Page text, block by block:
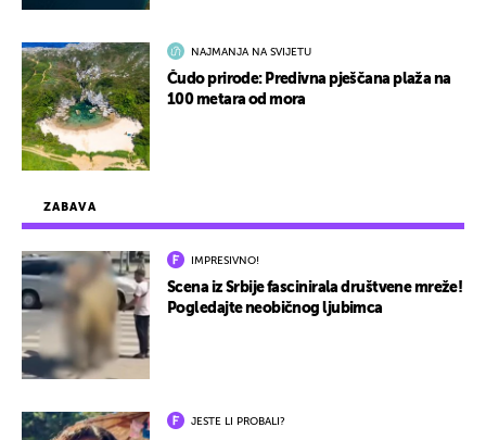
ZABAVA
IMPRESIVNO!
Scena iz Srbije fascinirala društvene mreže!
Pogledajte neobičnog ljubimca
JESTE LI PROBALI?
NAJMANJA NA SVIJETU
Čudo prirode: Predivna pješčana plaža na
100 metara od mora